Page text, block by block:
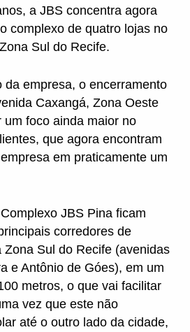
a JBS concentra agora
complexo de quatro lojas no
Sul do Recife.
da empresa, o encerramento
Caxangá, Zona Oeste
um foco ainda maior no
que agora encontram
em praticamente um
JBS Pina ficam
corredores de
Sul do Recife (avenidas
e Antônio de Góes), em um
metros, o que vai facilitar
vez que este não
até o outro lado da cidade,